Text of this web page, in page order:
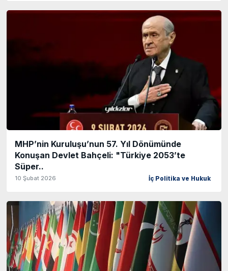
MHP’nin Kuruluşu’nun 57. Yıl Dönümünde
Konuşan Devlet Bahçeli: "Türkiye 2053’te
Süper..
10 Şubat 2026 İç Politika ve Hukuk